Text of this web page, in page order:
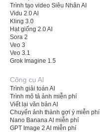
Trình tạo video Siêu Nhân AI
Vidu 2.0 AI
Kling 3.0
Hạt giống 2.0 AI
Sora 2
Veo 3
Veo 3.1
Grok Imagine 1.5
Công cụ AI
Trình giải toán AI
Trình mô tả ảnh miễn phí
Viết lại văn bản AI
Chuyển ảnh thành gợi ý miễn phí
Nano Banana AI miễn phí
GPT Image 2 AI miễn phí